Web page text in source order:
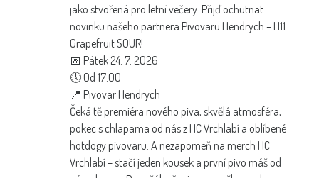
jako stvořená pro letní večery. Přijď ochutnat
novinku našeho partnera Pivovaru Hendrych – H11
Grapefruit SOUR!
📅 Pátek 24. 7. 2026
🕔 Od 17:00
📍 Pivovar Hendrych
Čeká tě premiéra nového piva, skvělá atmosféra,
pokec s chlapama od nás z HC Vrchlabí a oblíbené
hotdogy pivovaru. A nezapomeň na merch HC
Vrchlabí – stačí jeden kousek a první pivo máš od